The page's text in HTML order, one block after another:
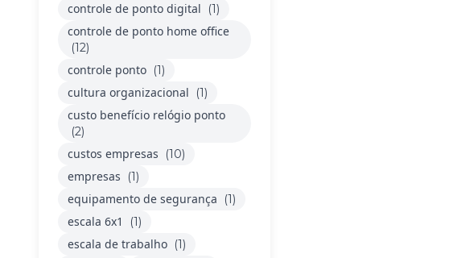
controle de ponto digital (1)
controle de ponto home office
(12)
controle ponto (1)
cultura organizacional (1)
custo benefício relógio ponto
(2)
custos empresas (10)
empresas (1)
equipamento de segurança (1)
escala 6x1 (1)
escala de trabalho (1)